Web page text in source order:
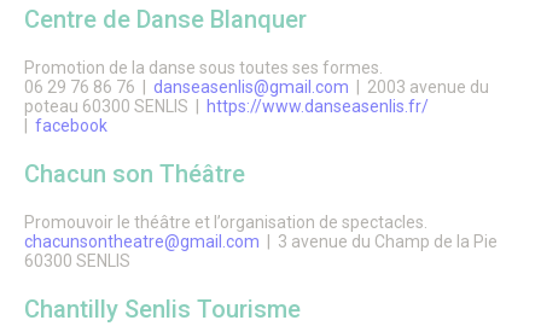
Le Grand Débat National
Cimetières et nécropole nationale
Recensement militaire
Mes démarches
Les services municipaux
Services Espaces verts
Urbanisme
Service Citoyenneté – Etat Civil
Service jeunesse – Spot
Les permanences de médiation
Numéros d’urgence & contacts utiles
Centre de Danse Blanquer
Promotion de la danse sous toutes ses formes.
06 29 76 86 76 | danseasenlis@gmail.com | 2003 avenue du
poteau 60300 SENLIS |
https://www.danseasenlis.fr/
facebook
Chacun son Théâtre
Promouvoir le théâtre et l’organisation de spectacles.
chacunsontheatre@gmail.com | 3 avenue du Champ de la Pie
60300 SENLIS
Chantilly Senlis Tourisme